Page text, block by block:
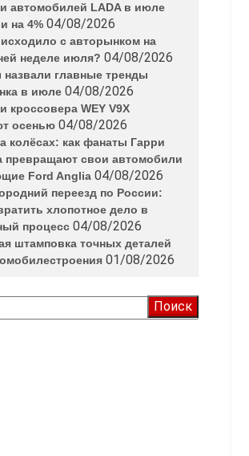
автомобилей LADA в июле
на 4% 04/08/2026
с авторынком на
неделе июля? 04/08/2026
главные тренды
в июле 04/08/2026
кроссовера WEY V9X
осенью 04/08/2026
колёсах: как фанаты Гарри
превращают свои автомобили
Ford Anglia 04/08/2026
переезд по России:
хлопотное дело в
процесс 04/08/2026
штамповка точных деталей
01/08/2026